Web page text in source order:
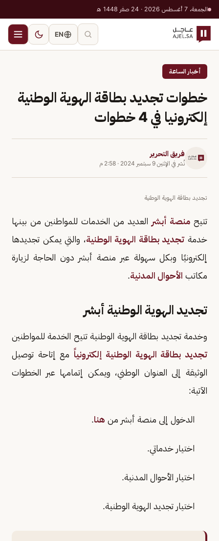
الجمعة، 7 أغسطس 2026 · 24 صفر 1448 هـ
EN
أخبار الساعة
خطوات تجديد بطاقة الهوية الوطنية
إلكترونيا في 4 خطوات
فريق التحرير
نُشر في الإثنين 9 سبتمبر 2024 · 2:58 م
تجديد بطاقة الهوية الوطنية
تتيح منصة أبشر العديد من الخدمات للمواطنين من بينها
خدمة تجديد بطاقة الهوية الوطنية، والتي يمكن تجديدها
إلكترونيًا وبكل سهولة عبر منصة أبشر دون الحاجة لزيارة
مكاتب الأحوال المدنية.
تجديد الهوية الوطنية أبشر
وخدمة تجديد بطاقة الهوية الوطنية تتيح الخدمة للمواطنين
تجديد بطاقة الهوية الوطنية إلكترونياً مع إتاحة توصيل
الوثيقة إلى العنوان الوطني، ويمكن إتمامها عبر الخطوات
الآتية:
الدخول إلى منصة أبشر من هنا.
اختيار خدماتي.
اختيار الأحوال المدنية.
اختيار تجديد الهوية الوطنية.